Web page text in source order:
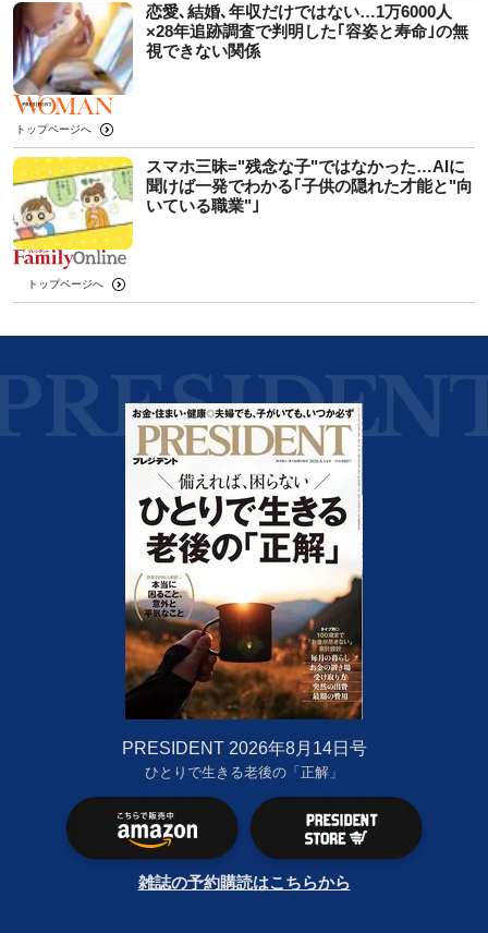
恋愛､結婚､年収だけではない…1万6000人
×28年追跡調査で判明した｢容姿と寿命｣の無
視できない関係
トップページへ
スマホ三昧="残念な子"ではなかった…AIに
聞けば一発でわかる｢子供の隠れた才能と"向
いている職業"｣
トップページへ
PRESIDENT 2026年8月14日号
ひとりで生きる老後の「正解」
雑誌の予約購読はこちらから